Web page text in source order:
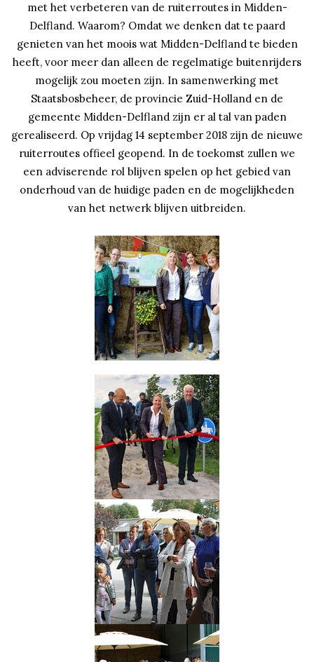
met het verbeteren van de ruiterroutes in Midden-
Delfland. Waarom? Omdat we denken dat te paard
genieten van het moois wat Midden-Delfland te bieden
heeft, voor meer dan alleen de regelmatige buitenrijders
mogelijk zou moeten zijn. In samenwerking met
Staatsbosbeheer, de provincie Zuid-Holland en de
gemeente Midden-Delfland zijn er al tal van paden
gerealiseerd. Op vrijdag 14 september 2018 zijn de nieuwe
ruiterroutes offieel geopend. In de toekomst zullen we
een adviserende rol blijven spelen op het gebied van
onderhoud van de huidige paden en de mogelijkheden
van het netwerk blijven uitbreiden.